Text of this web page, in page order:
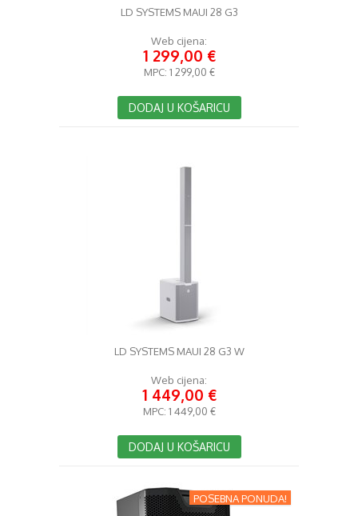
LD SYSTEMS MAUI 28 G3
Web cijena:
1 299,00 €
MPC: 1 299,00 €
DODAJ U KOŠARICU
LD SYSTEMS MAUI 28 G3 W
Web cijena:
1 449,00 €
MPC: 1 449,00 €
DODAJ U KOŠARICU
POSEBNA PONUDA!